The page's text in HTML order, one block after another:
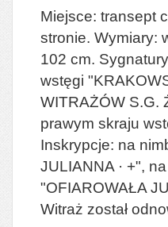
Miejsce: transept
stronie. Wymiary:
102 cm.
wstęgi
WITRAŻÓW S.G.
prawym skraju
Inskrypcje: na
JULIANNA · +",
"OFIAROWAŁA
Witraż został